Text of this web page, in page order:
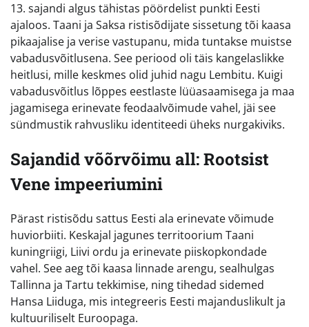
13. sajandi algus tähistas pöördelist punkti Eesti
ajaloos. Taani ja Saksa ristisõdijate sissetung tõi kaasa
pikaajalise ja verise vastupanu, mida tuntakse muistse
vabadusvõitlusena. See periood oli täis kangelaslikke
heitlusi, mille keskmes olid juhid nagu Lembitu. Kuigi
vabadusvõitlus lõppes eestlaste lüüasaamisega ja maa
jagamisega erinevate feodaalvõimude vahel, jäi see
sündmustik rahvusliku identiteedi üheks nurgakiviks.
Sajandid võõrvõimu all: Rootsist
Vene impeeriumini
Pärast ristisõdu sattus Eesti ala erinevate võimude
huviorbiiti. Keskajal jagunes territoorium Taani
kuningriigi, Liivi ordu ja erinevate piiskopkondade
vahel. See aeg tõi kaasa linnade arengu, sealhulgas
Tallinna ja Tartu tekkimise, ning tihedad sidemed
Hansa Liiduga, mis integreeris Eesti majanduslikult ja
kultuuriliselt Euroopaga.